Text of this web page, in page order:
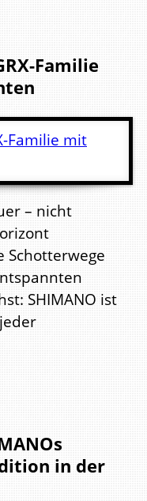
Familie
– nicht
Schotterwege
SHIMANO ist
in der